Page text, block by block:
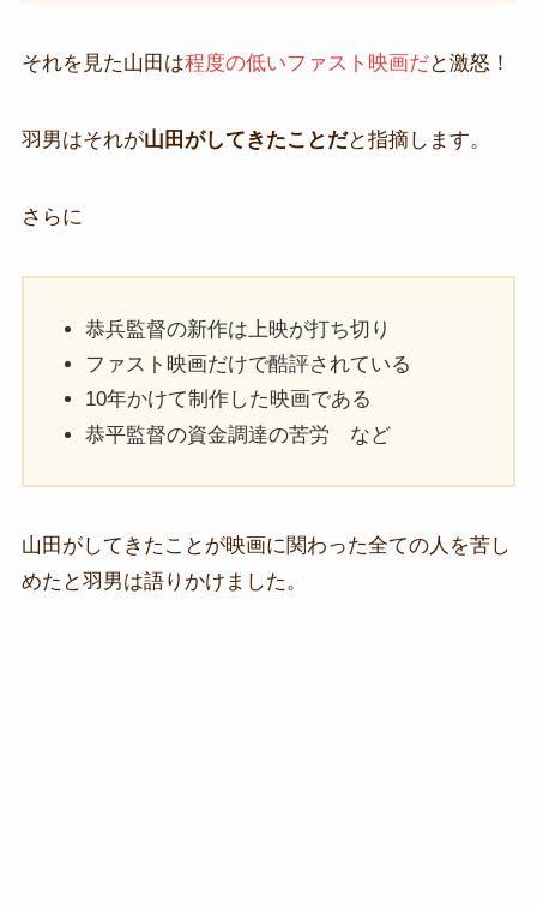
それを見た山田は程度の低いファスト映画だと激怒！
羽男はそれが山田がしてきたことだと指摘します。
さらに
恭兵監督の新作は上映が打ち切り
ファスト映画だけで酷評されている
10年かけて制作した映画である
恭平監督の資金調達の苦労 など
山田がしてきたことが映画に関わった全ての人を苦し
めたと羽男は語りかけました。